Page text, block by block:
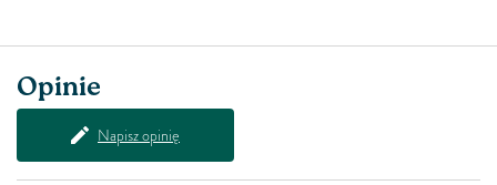
Opinie
Napisz opinię